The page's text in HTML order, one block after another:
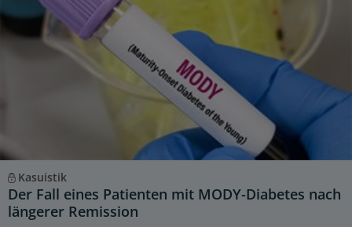
Kasuistik
Der Fall eines Patienten mit MODY-Diabetes nach
längerer Remission